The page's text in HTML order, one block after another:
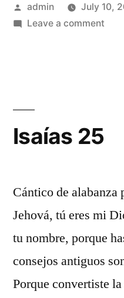
Posted
by
admin July 10,
Leave a commenton
Isaías 25
Cántico de alabanza
Jehová, tú eres mi
tu nombre, porque
consejos antiguos
Porque convertiste